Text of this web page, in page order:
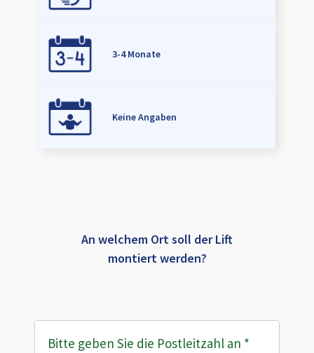
3-4 Monate
Keine Angaben
An welchem Ort soll der Lift
montiert werden?
Bitte geben Sie die Postleitzahl an *